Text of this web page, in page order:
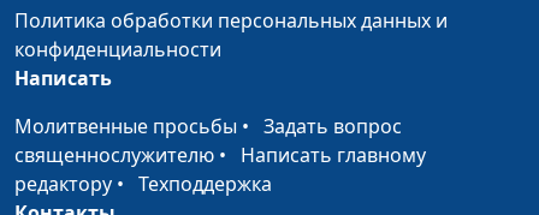
Бог избавил меня от
кофейной
зависимости
Светлана Лукашевич
Бог разгоняет тучи
над головой
Константин Степанов,
священнослужитель
Бог подарил мне
Константин Степанов,
Политика обработки персональных данных и
конфиденциальности
Написать
Молитвенные просьбы • Задать вопрос
священнослужителю • Написать главному
редактору • Техподдержка